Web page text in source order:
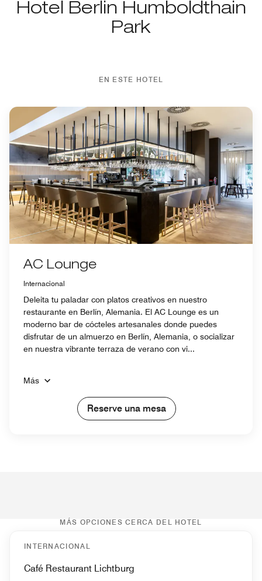
Hotel Berlin Humboldthain
Park
EN ESTE HOTEL
AC Lounge
Internacional
Deleita tu paladar con platos creativos en nuestro
restaurante en Berlín, Alemania. El AC Lounge es un
moderno bar de cócteles artesanales donde puedes
disfrutar de un almuerzo en Berlín, Alemania, o socializar
en nuestra vibrante terraza de verano con vi...
Más
Reserve una mesa
MÁS OPCIONES CERCA DEL HOTEL
INTERNACIONAL
Café Restaurant Lichtburg